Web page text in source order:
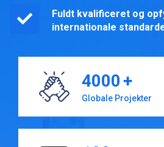
Fuldt kvalificeret og
internationale
4000+
Globale Projekter